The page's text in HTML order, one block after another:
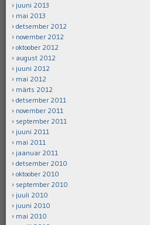
juuni 2013
mai 2013
detsember 2012
november 2012
oktoober 2012
august 2012
juuni 2012
mai 2012
märts 2012
detsember 2011
november 2011
september 2011
juuni 2011
mai 2011
jaanuar 2011
detsember 2010
oktoober 2010
september 2010
juuli 2010
juuni 2010
mai 2010